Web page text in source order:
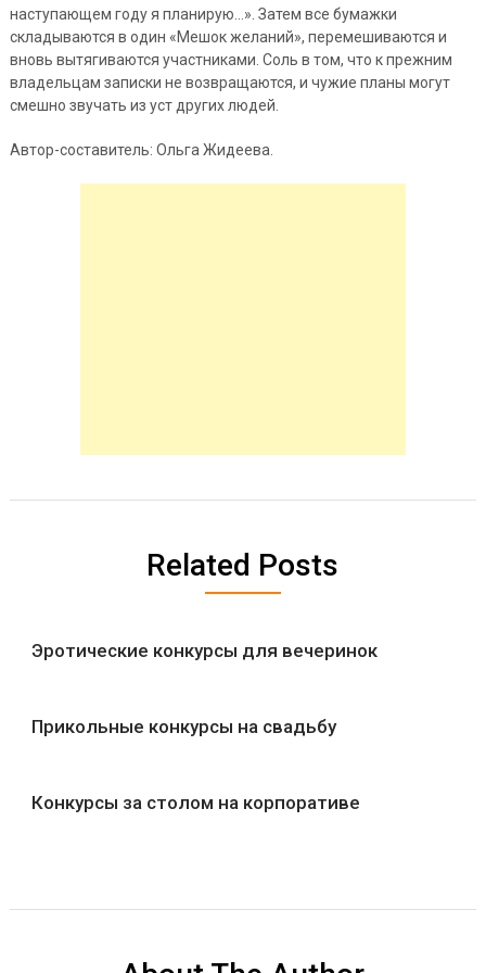
наступающем году я планирую…». Затем все бумажки
складываются в один «Мешок желаний», перемешиваются и
вновь вытягиваются участниками. Соль в том, что к прежним
владельцам записки не возвращаются, и чужие планы могут
смешно звучать из уст других людей.
Автор-составитель: Ольга Жидеева.
Related Posts
Эротические конкурсы для вечеринок
Прикольные конкурсы на свадьбу
Конкурсы за столом на корпоративе